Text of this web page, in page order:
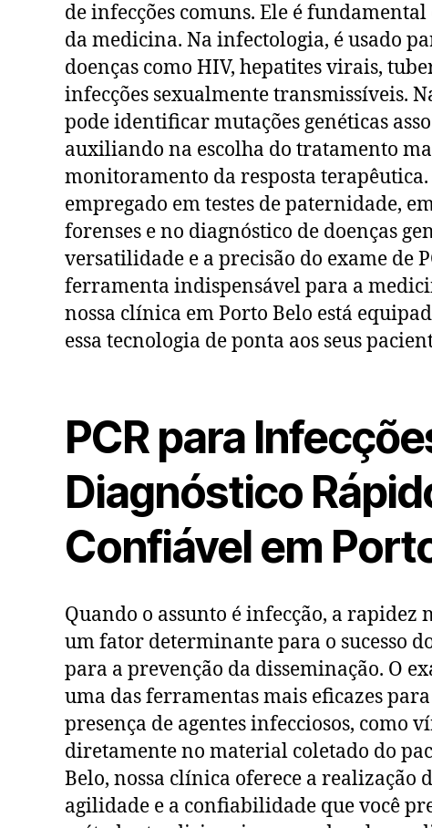
de infecções comuns. Ele é
da medicina. Na infectologia, é usado
doenças como HIV, hepatites virais,
infecções sexualmente transmissíveis.
pode identificar mutações genéticas
auxiliando na escolha do tratamento
monitoramento da resposta terapêutica.
empregado em testes de paternidade,
forenses e no diagnóstico de doenças
versatilidade e a precisão do exame de
ferramenta indispensável para a
nossa clínica em Porto Belo está
essa tecnologia de ponta aos seus
PCR para
Diagnóstico
Confiável em
Quando o assunto é infecção, a rapidez
um fator determinante para o sucesso
para a prevenção da disseminação. O
uma das ferramentas mais eficazes
presença de agentes infecciosos, como
diretamente no material coletado do
Belo, nossa clínica oferece a realização
agilidade e a confiabilidade que você